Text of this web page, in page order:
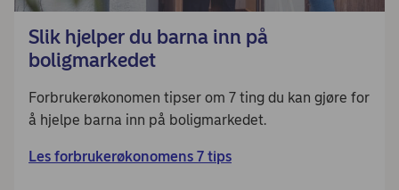
Slik hjelper du barna inn på
boligmarkedet
Forbrukerøkonomen tipser om 7 ting du kan gjøre for
å hjelpe barna inn på boligmarkedet.
Les forbrukerøkonomens 7 tips